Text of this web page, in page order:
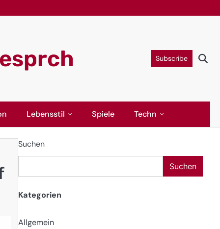
Subscribe
Lebensstil Spiele Techn
Suchen
Suchen
Kategorien
Allgemein